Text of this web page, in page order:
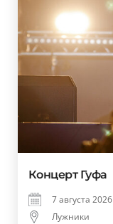
Концерт Гуфа
7 августа 2026
Лужники